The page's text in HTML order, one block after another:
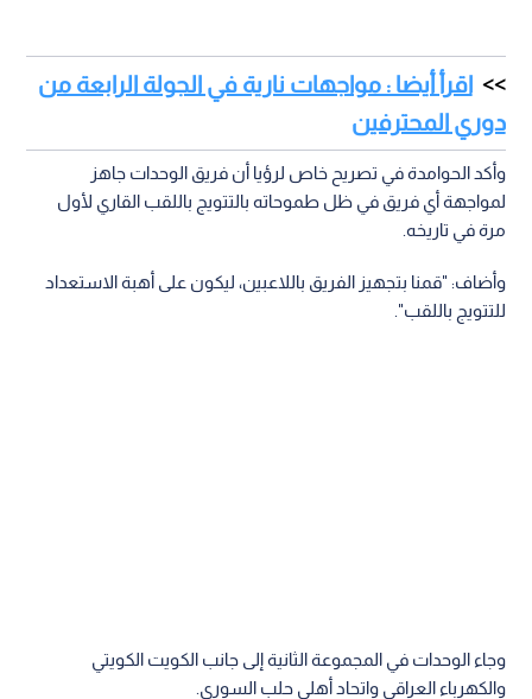
اقرأ أيضا : مواجهات نارية في الجولة الرابعة من
دوري المحترفين
وأكد الحوامدة في تصريح خاص لرؤيا أن فريق الوحدات جاهز
لمواجهة أي فريق في ظل طموحاته بالتتويج باللقب القاري لأول
مرة في تاريخه.
وأضاف: "قمنا بتجهيز الفريق باللاعبين، ليكون على أهبة الاستعداد
للتتويج باللقب".
وجاء الوحدات في المجموعة الثانية إلى جانب الكويت الكويتي
والكهرباء العراقي واتحاد أهلي حلب السوري.